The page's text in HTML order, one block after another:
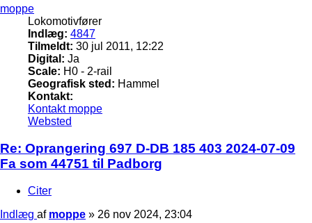
moppe
Lokomotivfører
Indlæg: 4847
Tilmeldt: 30 jul 2011, 12:22
Digital: Ja
Scale: H0 - 2-rail
Geografisk sted: Hammel
Kontakt:
Kontakt moppe
Websted
Re: Oprangering 697 D-DB 185 403 2024-07-09
Fa som 44751 til Padborg
Citer
Indlæg af moppe » 26 nov 2024, 23:04